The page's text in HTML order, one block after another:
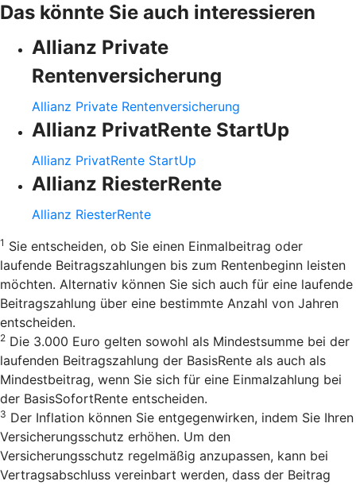
Das könnte Sie auch interessieren
Allianz Private
Rentenversicherung
Allianz Private Rentenversicherung
Allianz PrivatRente StartUp
Allianz PrivatRente StartUp
Allianz RiesterRente
Allianz RiesterRente
1 Sie entscheiden, ob Sie einen Einmalbeitrag oder
laufende Beitragszahlungen bis zum Rentenbeginn leisten
möchten. Alternativ können Sie sich auch für eine laufende
Beitragszahlung über eine bestimmte Anzahl von Jahren
entscheiden.
2 Die 3.000 Euro gelten sowohl als Mindestsumme bei der
laufenden Beitragszahlung der BasisRente als auch als
Mindestbeitrag, wenn Sie sich für eine Einmalzahlung bei
der BasisSofortRente entscheiden.
3 Der Inflation können Sie entgegenwirken, indem Sie Ihren
Versicherungsschutz erhöhen. Um den
Versicherungsschutz regelmäßig anzupassen, kann bei
Vertragsabschluss vereinbart werden, dass der Beitrag